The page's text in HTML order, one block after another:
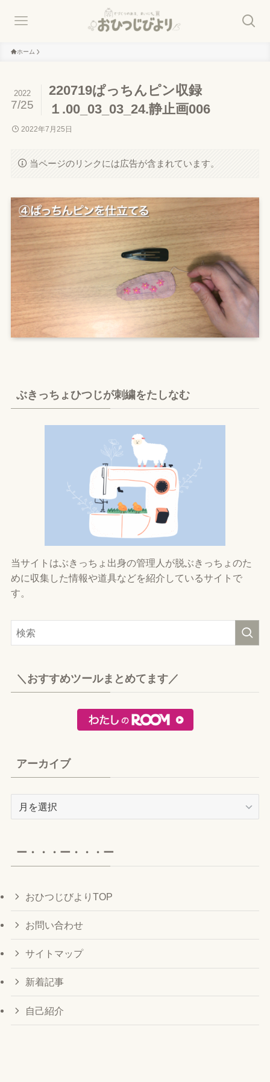
ホーム
220719ぱっちんピン収録
１.00_03_03_24.静止画006
2022
7/25
2022年7月25日
当ページのリンクには広告が含まれています。
ぶきっちょひつじが刺繍をたしなむ
当サイトはぶきっちょ出身の管理人が脱ぶきっちょのた
めに収集した情報や道具などを紹介しているサイトで
す。
＼おすすめツールまとめてます／
アーカイブ
ー・・・ー・・・ー
おひつじびよりTOP
お問い合わせ
サイトマップ
新着記事
自己紹介